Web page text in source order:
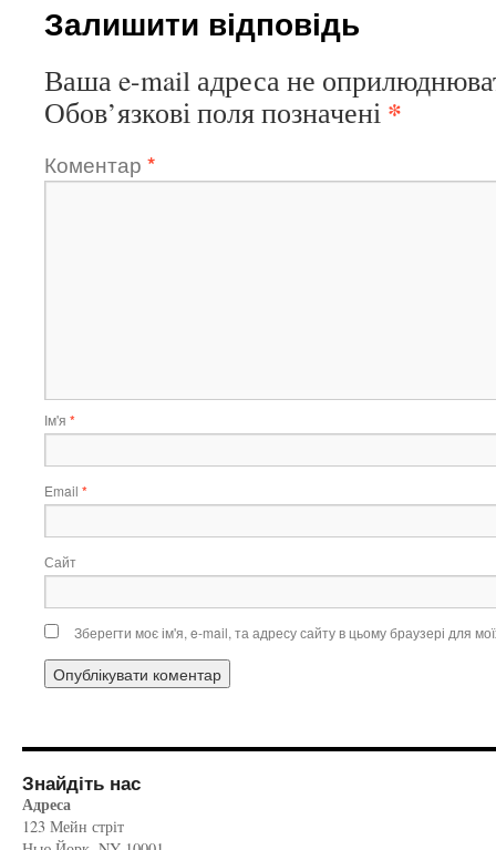
Залишити відповідь
Ваша e-mail адреса не
Обов’язкові поля позначені *
Коментар *
Ім'я *
Email *
Сайт
Зберегти моє ім'я, e-mail, та адресу сайту в цьому браузері для
Знайдіть нас
Адреса
123 Мейн стріт